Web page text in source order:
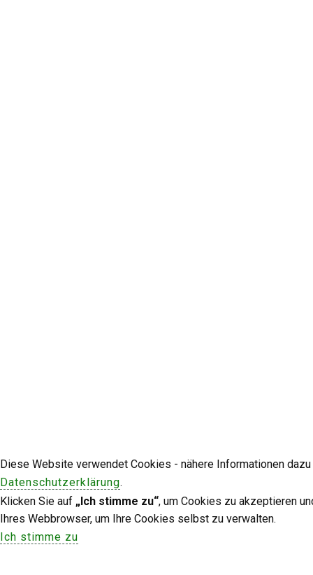
Diese Website verwendet Cookies - nähere Informationen
Datenschutzerklärung.
Klicken Sie auf „Ich stimme zu“, um Cookies zu akzeptieren
Ihres Webbrowser, um Ihre Cookies selbst zu verwalten.
Ich stimme zu